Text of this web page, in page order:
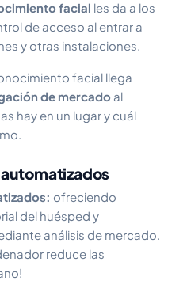
facial les da a los
de acceso al entrar a
y otras instalaciones.
facial llega
de mercado al
hay en un lugar y cuál
ofreciendo
del huésped y
análisis de mercado.
reduce las